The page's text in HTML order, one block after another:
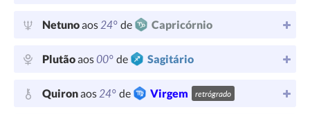
Netunoaos24° de Capricórnio
Plutãoaos00° de Sagitário
Quironaos24° de Virgem retrógrado